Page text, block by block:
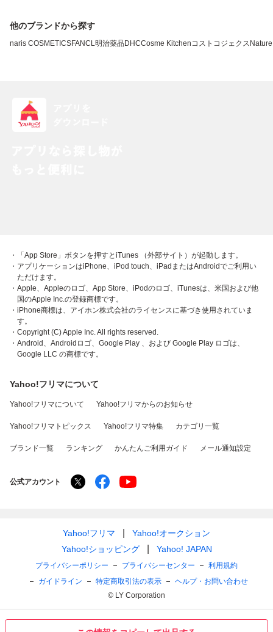
他のブランドから探す
naris COSMETICSFANCL明治薬品DHCCosme Kitchenコストコ ジェクス
・「App Store」ボタンを押すとiTunes （外部サイト）が起動します。
・アプリケーションはiPhone、iPod touch、iPadまたはAndroidでご利用い
ただけます。
・Apple、Appleのロゴ、App Store、iPodのロゴ、iTunesは、米国および他
国のApple Inc.の登録商標です。
・iPhone商標は、アイホン株式会社のライセンスに基づき使用されていま
す。
・Copyright (C) Apple Inc. All rights reserved.
・Android、Androidロゴ、Google Play 、および Google Play ロゴは、
Google LLC の商標です。
Yahoo!フリマについて
Yahoo!フリマについて Yahoo!フリマからのお知らせ
Yahoo!フリマトピックス Yahoo!フリマ特集 カテゴリ一覧
ブランド一覧 ランキング かんたんご利用ガイド メール通知設定
公式アカウント
Yahoo!フリマ
Yahoo!オークション
Yahoo!ショッピング
Yahoo! JAPAN
プライバシーポリシー プライバシーセンター
利用規約
ガイドライン
特定商取引法の表示
ヘルプ・お問い合わせ
© LY Corporation